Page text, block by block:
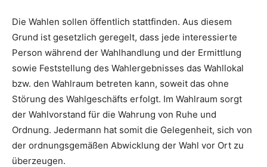
Die Wahlen sollen öffentlich stattfinden. Aus diesem
Grund ist gesetzlich geregelt, dass jede interessierte
Person während der Wahlhandlung und der Ermittlung
sowie Feststellung des Wahlergebnisses das Wahllokal
bzw. den Wahlraum betreten kann, soweit das ohne
Störung des Wahlgeschäfts erfolgt. Im Wahlraum sorgt
der Wahlvorstand für die Wahrung von Ruhe und
Ordnung. Jedermann hat somit die Gelegenheit, sich von
der ordnungsgemäßen Abwicklung der Wahl vor Ort zu
überzeugen.